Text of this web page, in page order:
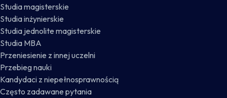
Studia magisterskie
Studia inżynierskie
Studia jednolite magisterskie
Studia MBA
Przeniesienie z innej uczelni
Przebieg nauki
Kandydaci z niepełnosprawnością
Często zadawane pytania